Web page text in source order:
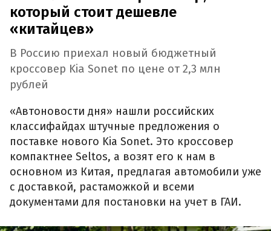
который стоит дешевле
«китайцев»
В Россию приехал новый бюджетный
кроссовер Kia Sonet по цене от 2,3 млн
рублей
«Автоновости дня» нашли российских
классифайдах штучные предложения о
поставке нового Kia Sonet. Это кроссовер
компактнее Seltos, а возят его к нам в
основном из Китая, предлагая автомобили уже
с доставкой, растаможкой и всеми
документами для постановки на учет в ГАИ.